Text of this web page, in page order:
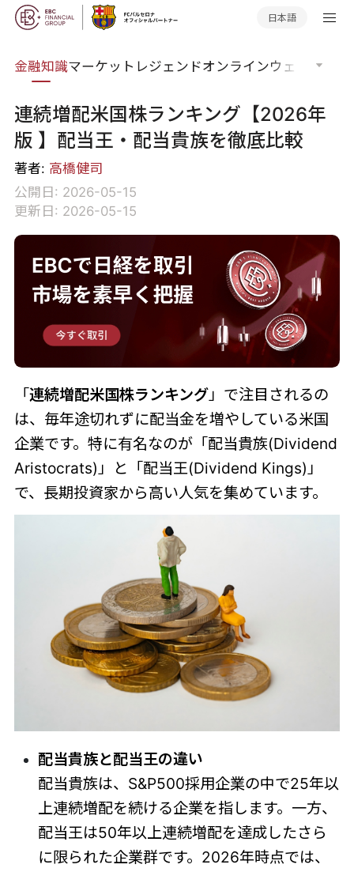
日本語
金融知識マーケットレジェンドオンラインウェビナー
連続増配米国株ランキング【2026年
版 】配当王・配当貴族を徹底比較
著者: 高橋健司
公開日: 2026-05-15
更新日: 2026-05-15
「連続増配米国株ランキング」で注目されるの
は、毎年途切れずに配当金を増やしている米国
企業です。特に有名なのが「配当貴族(Dividend
Aristocrats)」と「配当王(Dividend Kings)」
で、長期投資家から高い人気を集めています。
配当貴族と配当王の違い
配当貴族は、S&P500採用企業の中で25年以
上連続増配を続ける企業を指します。一方、
配当王は50年以上連続増配を達成したさら
に限られた企業群です。2026年時点では、